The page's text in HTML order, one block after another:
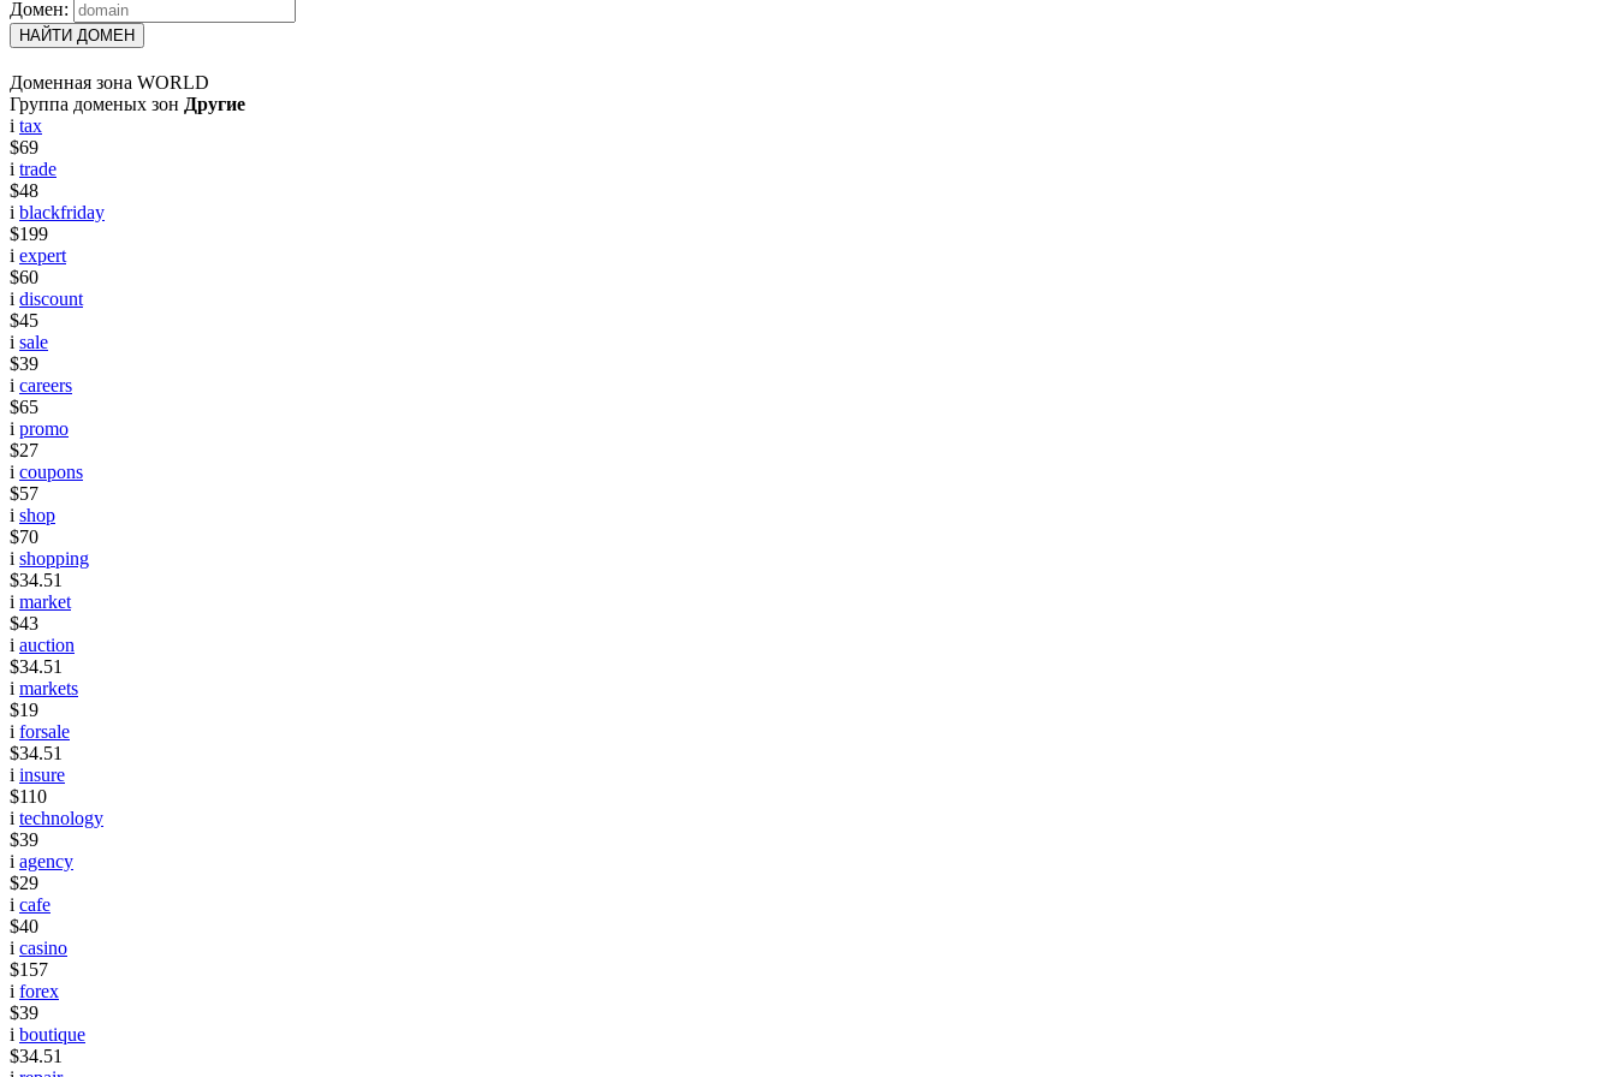
Домен:
НАЙТИ ДОМЕН
Доменная зона WORLD
Группа доменых зон Другие
i tax
$69
i trade
$48
i blackfriday
$199
i expert
$60
i discount
$45
i sale
$39
i careers
$65
i promo
$27
i coupons
$57
i shop
$70
i shopping
$34.51
i market
$43
i auction
$34.51
i markets
$19
i forsale
$34.51
i insure
$110
i technology
$39
i agency
$29
i cafe
$40
i casino
$157
i forex
$39
i boutique
$34.51